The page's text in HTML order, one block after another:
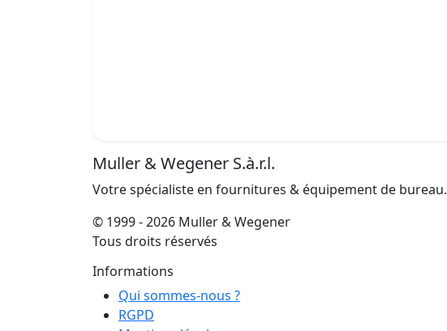
Muller & Wegener S.à.r.l.
Votre spécialiste en fournitures & équipement de bureau.
© 1999 - 2026 Muller & Wegener
Tous droits réservés
Informations
Qui sommes-nous ?
RGPD